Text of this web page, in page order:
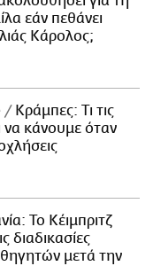
εάν πεθάνει
Κάρολος;
Κράμπες: Τι τις
να κάνουμε όταν
Το Κέιμπριτζ
διαδικασίες
μετά την